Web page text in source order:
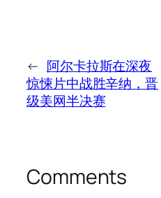
← 阿尔卡拉斯在深夜
惊悚片中战胜辛纳，晋
级美网半决赛
Comments